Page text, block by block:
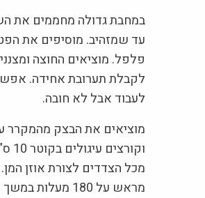
במחבת גדולה מחממים את
עד שמזהיב. מוסיפים את
פלפל. מוציאים החוצה
לקבלת תערובת אחידה. אפשר
לעבוד אבל לא חובה.
מכל הצדדים לצורת אוזן
מראש על 180 מעלות במשך 10-12 דקות.